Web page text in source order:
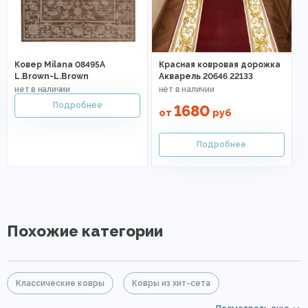
Ковер Milana 08495A
L.Brown-L.Brown
Красная ковровая дорожка
Акварель 20646 22133
от 1680 руб
Похожие категории
Классические ковры Ковры из хит-сета